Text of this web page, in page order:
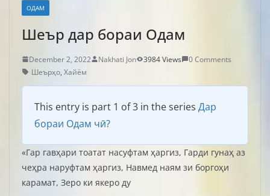
ОДАМ
Шеър дар бораи Одам
December 2, 2022 Nakhati Jon 3984 Views
0 Comments
Шеърҳо, Хайём
This entry is part 1 of 3 in the series Дар
бораи Одам чӣ?
«Гар гавҳари тоатат насуфтам ҳаргиз, Гарди гунаҳ аз
чеҳра наруфтам ҳаргиз, Навмед наям зи боргоҳи
карамат, Зеро ки якеро ду